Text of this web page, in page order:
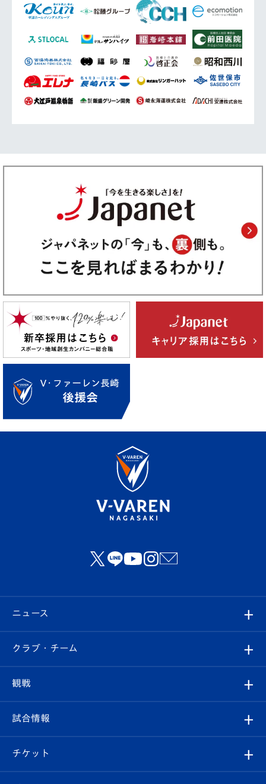
ニュース
すべて
クラブ
試合情報
クラブ・チーム
クラブ概要
エンブレム紹介
観戦
観戦ルール
はじめての観戦ガイド
試合情報
試合日程/結果
チケット